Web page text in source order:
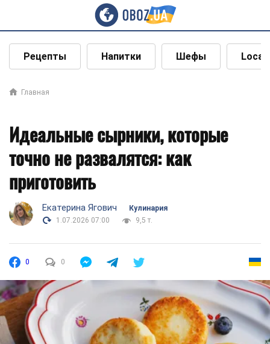
Рецепты Напитки Шефы Local
Главная
Идеальные сырники, которые
точно не развалятся: как
приготовить
Екатерина Ягович
Кулинария
1.07.2026 07:00
9,5 т.
0 0